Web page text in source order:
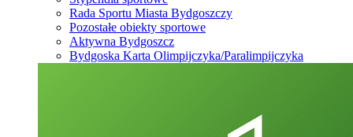
Rada Sportu Miasta Bydgoszczy
Pozostałe obiekty sportowe
Aktywna Bydgoszcz
Bydgoska Karta Olimpijczyka/Paralimpijczyka